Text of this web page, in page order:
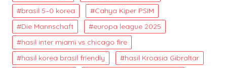
brasil 5–0 korea
Cahya Kiper PSIM
Die Mannschaft
europa league 2025
hasil inter miami vs chicago fire
hasil korea brasil friendly
hasil Kroasia Gibraltar